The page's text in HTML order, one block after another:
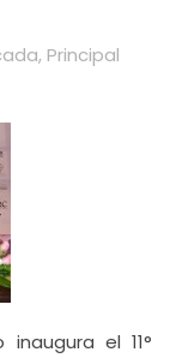
, Principal
el 11°